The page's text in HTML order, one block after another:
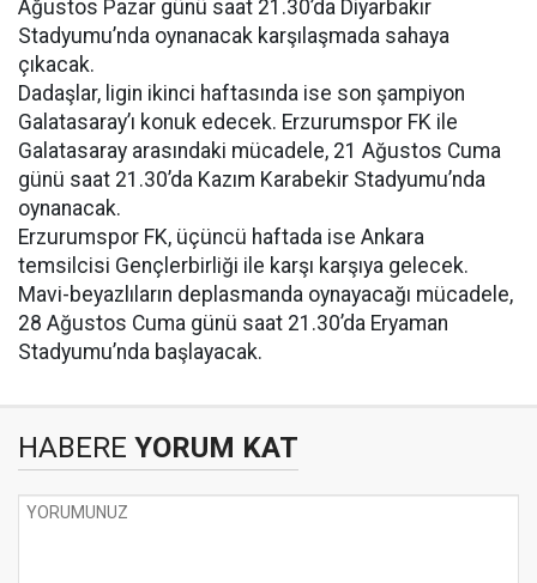
Ağustos Pazar günü saat 21.30’da Diyarbakır
Stadyumu’nda oynanacak karşılaşmada sahaya
çıkacak.
Dadaşlar, ligin ikinci haftasında ise son şampiyon
Galatasaray’ı konuk edecek. Erzurumspor FK ile
Galatasaray arasındaki mücadele, 21 Ağustos Cuma
günü saat 21.30’da Kazım Karabekir Stadyumu’nda
oynanacak.
Erzurumspor FK, üçüncü haftada ise Ankara
temsilcisi Gençlerbirliği ile karşı karşıya gelecek.
Mavi-beyazlıların deplasmanda oynayacağı mücadele,
28 Ağustos Cuma günü saat 21.30’da Eryaman
Stadyumu’nda başlayacak.
HABERE YORUM KAT